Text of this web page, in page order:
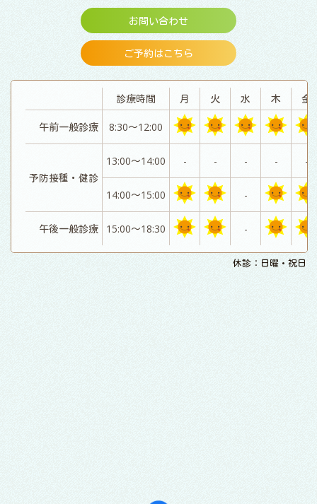
お問い合わせ
ご予約はこちら
診療時間 月 火 水 木 金
午前一般診療 8:30～12:00
予防接種・健診
13:00～14:00 - - - - -
14:00～15:00 -
午後一般診療 15:00～18:30 -
休診：日曜・祝日